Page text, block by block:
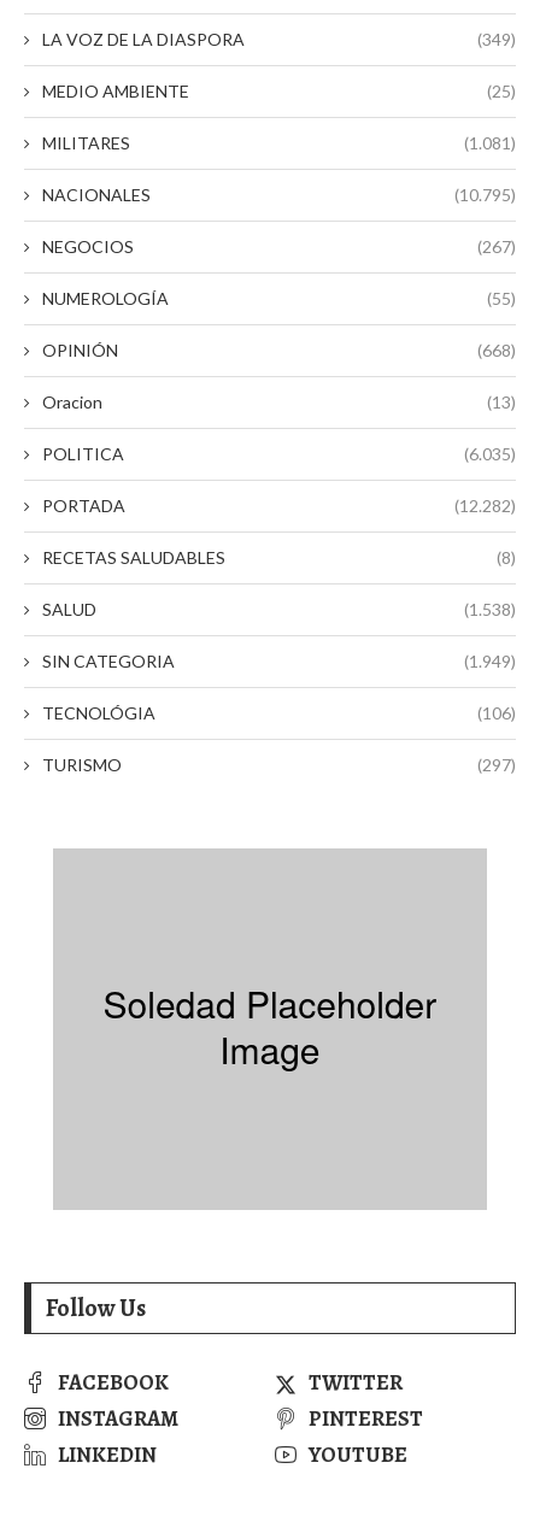
LA VOZ DE LA DIASPORA (349)
MEDIO AMBIENTE (25)
MILITARES (1.081)
NACIONALES (10.795)
NEGOCIOS (267)
NUMEROLOGÍA (55)
OPINIÓN (668)
Oracion (13)
POLITICA (6.035)
PORTADA (12.282)
RECETAS SALUDABLES (8)
SALUD (1.538)
SIN CATEGORIA (1.949)
TECNOLÓGIA (106)
TURISMO (297)
Follow Us
FACEBOOK
TWITTER
INSTAGRAM
PINTEREST
LINKEDIN
YOUTUBE